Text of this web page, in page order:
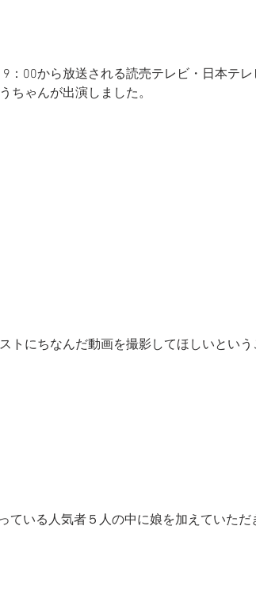
：00から放送される読売テレビ・日本テ
ちゃんが出演しました。
トにちなんだ動画を撮影してほしいとい
ている人気者５人の中に娘を加えていただ